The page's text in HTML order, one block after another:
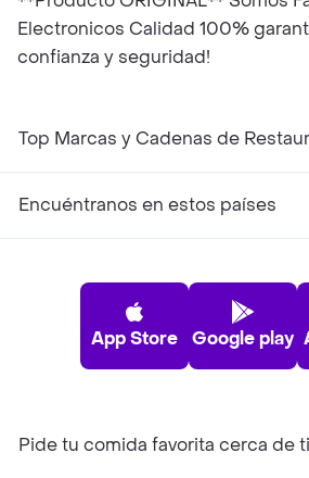
Electronicos Calidad 100%
confianza y seguridad!
Top Marcas y Cadenas de
Encuéntranos en estos países
App Store Google play
Pide tu comida favorita cerca de ti